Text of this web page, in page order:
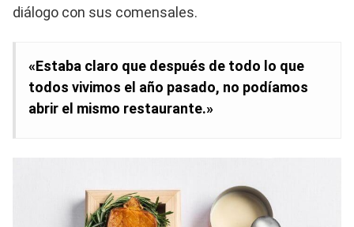
diálogo con sus comensales.
«Estaba claro que después de todo lo que
todos vivimos el año pasado, no podíamos
abrir el mismo restaurante.»